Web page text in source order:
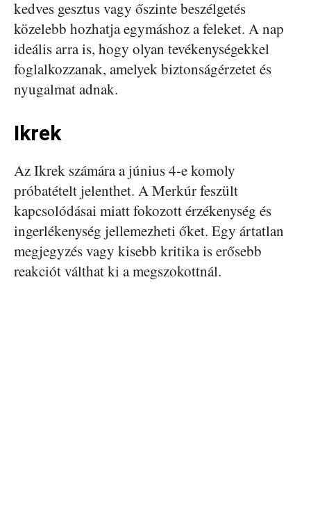
kedves gesztus vagy őszinte beszélgetés
közelebb hozhatja egymáshoz a feleket. A nap
ideális arra is, hogy olyan tevékenységekkel
foglalkozzanak, amelyek biztonságérzetet és
nyugalmat adnak.
Ikrek
Az Ikrek számára a június 4-e komoly
próbatételt jelenthet. A Merkúr feszült
kapcsolódásai miatt fokozott érzékenység és
ingerlékenység jellemezheti őket. Egy ártatlan
megjegyzés vagy kisebb kritika is erősebb
reakciót válthat ki a megszokottnál.